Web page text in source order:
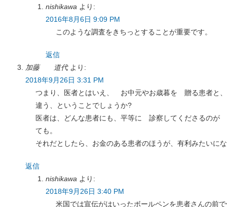
nishikawa より:
2016年8月6日 9:09 PM
このような調査をきちっとすることが重要です。
返信
加藤 道代 より:
2018年9月26日 3:31 PM
つまり、医者とはいえ、 お中元やお歳暮を 贈る患者と
違う、ということでしょうか?
医者は、どんな患者にも、平等に 診察してくださるのが
ても。
それだとしたら、お金のある患者のほうが、有利みたいに
返信
nishikawa より:
2018年9月26日 3:40 PM
米国では宣伝がはいったボールペンを患者さんの前